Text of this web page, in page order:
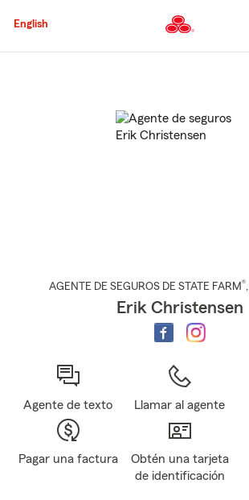
al
principal
English
AGENTE DE SEGUROS DE STATE FARM®,
Erik Christensen
Agente de texto Llamar al agente
Pagar una factura
Obtén una tarjeta
de identificación